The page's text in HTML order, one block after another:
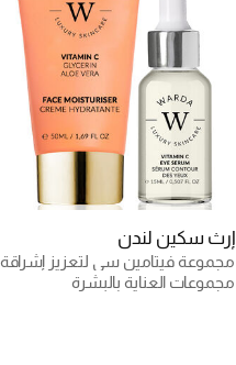
إرث سكين لندن
مجموعة فيتامين سي لتعزيز إشراقة
البشرة
مجموعات العناية بالبشرة